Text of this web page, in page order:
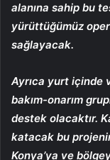
alanına sahip bu
yürüttüğümüz
sağlayacak.
Ayrıca yurt içinde
bakım-onarım
destek olacaktır.
katacak bu
Konya’ya ve